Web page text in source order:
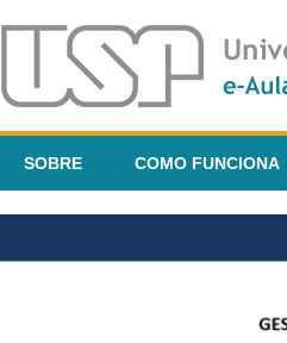
SOBRE COMO FUNCIONA